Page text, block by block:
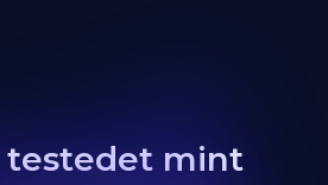
testedet mint